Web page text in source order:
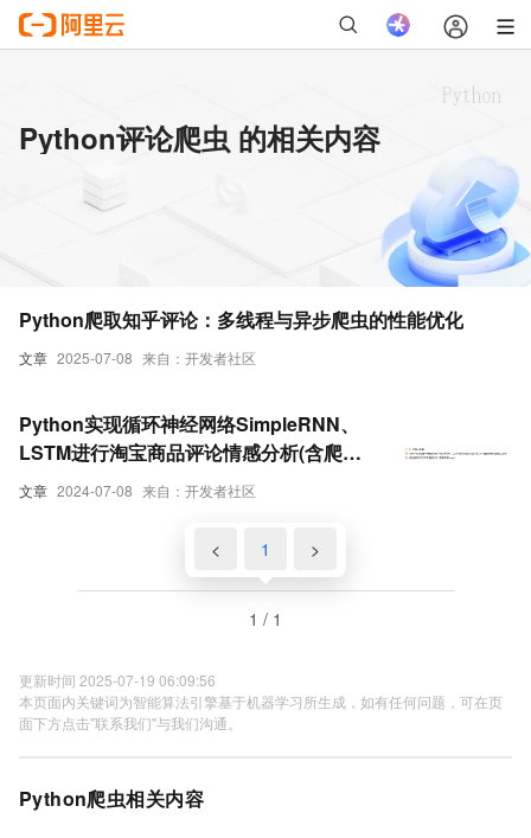
Python评论爬虫 的相关内容
文章 2025-07-08 来自：开发者社区
Python爬取知乎评论：多线程与异步爬虫的性能优化
文章 2024-07-08 来自：开发者社区
Python实现循环神经网络SimpleRNN、
LSTM进行淘宝商品评论情感分析(含爬虫
程序)
< 1 >
1 / 1
更新时间 2025-07-19 06:09:56
本页面内关键词为智能算法引擎基于机器学习所生成，如有任何问题，可在页
面下方点击"联系我们"与我们沟通。
Python爬虫相关内容